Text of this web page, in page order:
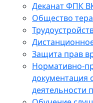
Деканат ФПК
Общество
Защита прав
Нормативно-
документация